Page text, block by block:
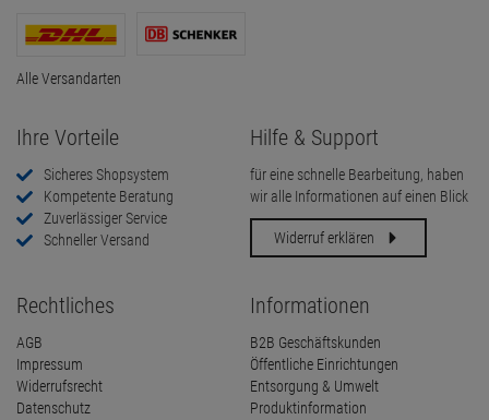
Alle Versandarten
Ihre Vorteile
Sicheres Shopsystem
Kompetente Beratung
Zuverlässiger Service
Schneller Versand
Hilfe & Support
für eine schnelle Bearbeitung, haben
wir alle Informationen auf einen Blick
Widerruf erklären
Rechtliches
AGB
Impressum
Widerrufsrecht
Datenschutz
Informationen
B2B Geschäftskunden
Öffentliche Einrichtungen
Entsorgung & Umwelt
Produktinformation